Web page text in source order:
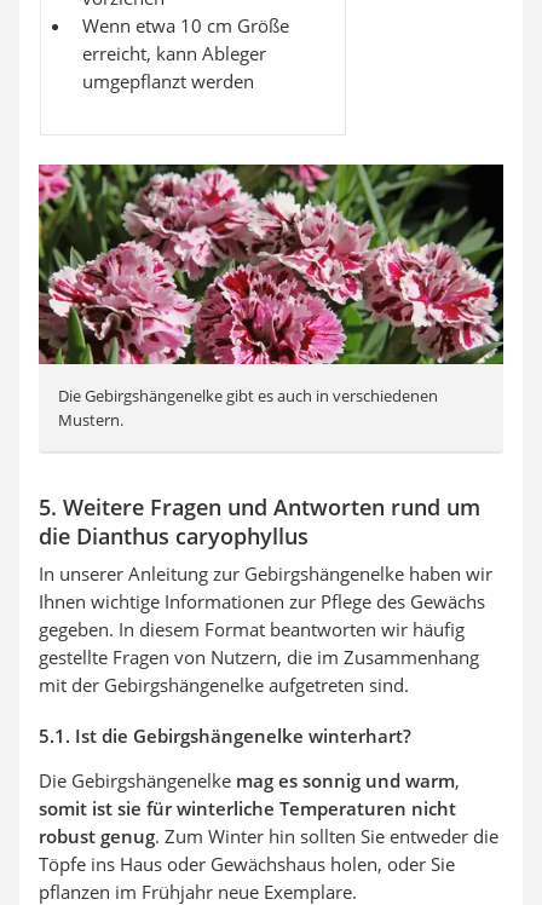
Wenn etwa 10 cm Größe
erreicht, kann Ableger
umgepflanzt werden
Die Gebirgshängenelke gibt es auch in verschiedenen
Mustern.
5. Weitere Fragen und Antworten rund um
die Dianthus caryophyllus
In unserer Anleitung zur Gebirgshängenelke haben wir
Ihnen wichtige Informationen zur Pflege des Gewächs
gegeben. In diesem Format beantworten wir häufig
gestellte Fragen von Nutzern, die im Zusammenhang
mit der Gebirgshängenelke aufgetreten sind.
5.1. Ist die Gebirgshängenelke winterhart?
Die Gebirgshängenelke mag es sonnig und warm,
somit ist sie für winterliche Temperaturen nicht
robust genug. Zum Winter hin sollten Sie entweder die
Töpfe ins Haus oder Gewächshaus holen, oder Sie
pflanzen im Frühjahr neue Exemplare.